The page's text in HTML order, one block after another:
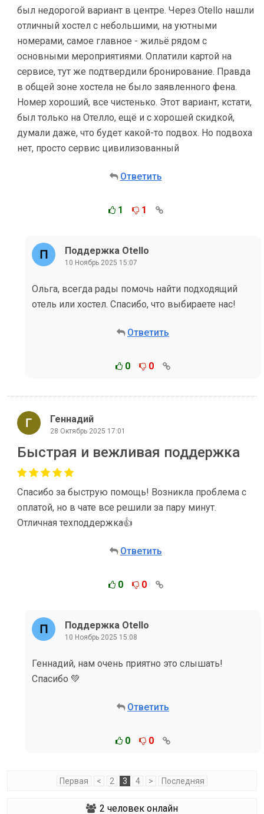
был недорогой вариант в центре. Через Otello нашли
отличный хостел с небольшими, на уютными
номерами, самое главное - жильё рядом с
основными мероприятиями. Оплатили картой на
сервисе, тут же подтвердили бронирование. Правда
в общей зоне хостела не было заявленного фена.
Номер хороший, все чистенько. Этот вариант, кстати,
был только на Отелло, ещё и с хорошей скидкой,
думали даже, что будет какой-то подвох. Но подвоха
нет, просто сервис цивилизованный
Ответить
1 1
Поддержка Otello
10 Ноябрь 2025 15:07
Ольга, всегда рады помочь найти подходящий
отель или хостел. Спасибо, что выбираете нас!
Ответить
0 0
Геннадий
28 Октябрь 2025 17:01
Быстрая и вежливая поддержка
Спасибо за быструю помощь! Возникла проблема с
оплатой, но в чате все решили за пару минут.
Отличная техподдержка👍
Ответить
0 0
Поддержка Otello
10 Ноябрь 2025 15:08
Геннадий, нам очень приятно это слышать!
Спасибо 💚
Ответить
0 0
Первая < 2 3 4 > Последняя
2 человек онлайн